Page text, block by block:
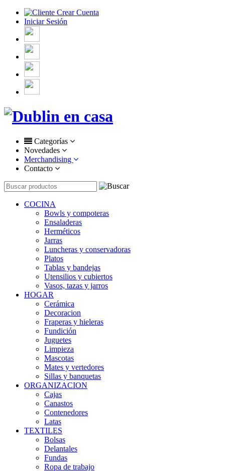
Crear Cuenta
Iniciar Sesión
Categorías
Novedades
Merchandising
Contacto
COCINA
Bowls y compoteras
Ensaladeras
Herméticos
Jarras
Luncheras y conservadoras
Platos
Tablas y bandejas
Utensilios y cubiertos
Vasos, tazas y jarros
HOGAR
Cerámica
Decoracion
Fraperas y hieleras
Fundición
Juguetes
Limpieza
Mascotas
Mates y vertedores
Sillas y banquetas
ORGANIZACION
Cajas
Canastos
Contenedores
Latas
TEXTILES
Bolsas
Delantales
Fundas
Ropa de trabajo